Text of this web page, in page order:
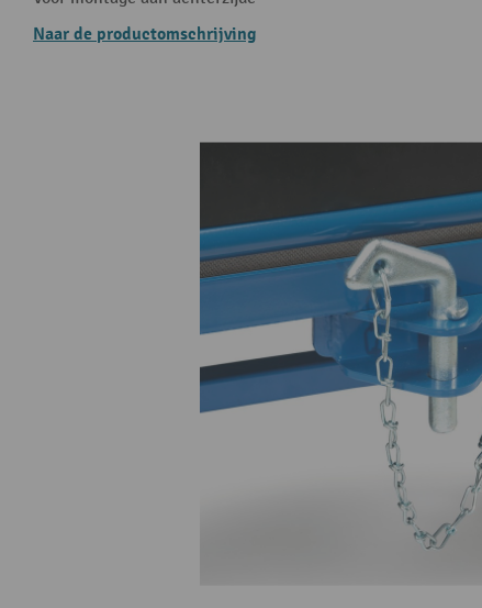
Naar de productomschrijving